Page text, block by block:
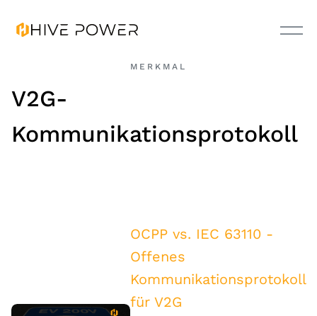
MERKMAL
V2G-
Kommunikationsprotokoll
OCPP vs. IEC 63110 -
Offenes
Kommunikationsprotokoll
für V2G